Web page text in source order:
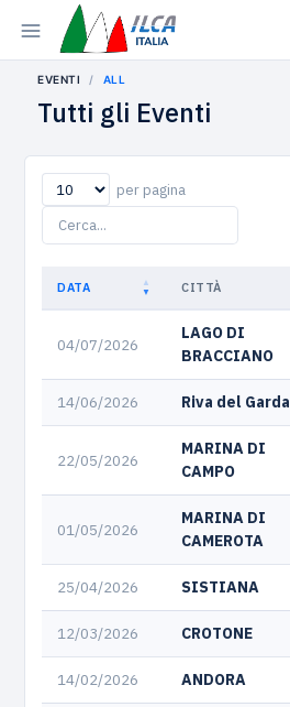
EVENTI ALL
Tutti gli Eventi
per pagina
DATA CITTÀ
04/07/2026
LAGO DI
BRACCIANO
14/06/2026 Riva del Garda
22/05/2026
MARINA DI
CAMPO
01/05/2026
MARINA DI
CAMEROTA
25/04/2026 SISTIANA
12/03/2026 CROTONE
14/02/2026 ANDORA